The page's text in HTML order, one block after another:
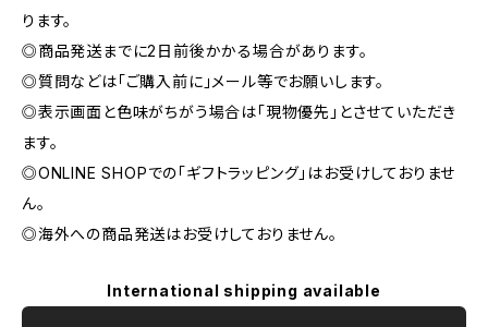
ります。
◎商品発送までに2日前後かかる場合があります。
◎質問などは「ご購入前に」メール等でお願いします。
◎表示画面と色味がちがう場合は「現物優先」とさせていただき
ます。
◎ONLINE SHOPでの「ギフトラッピング」はお受けしておりませ
ん。
◎海外への商品発送はお受けしておりません。
International shipping available